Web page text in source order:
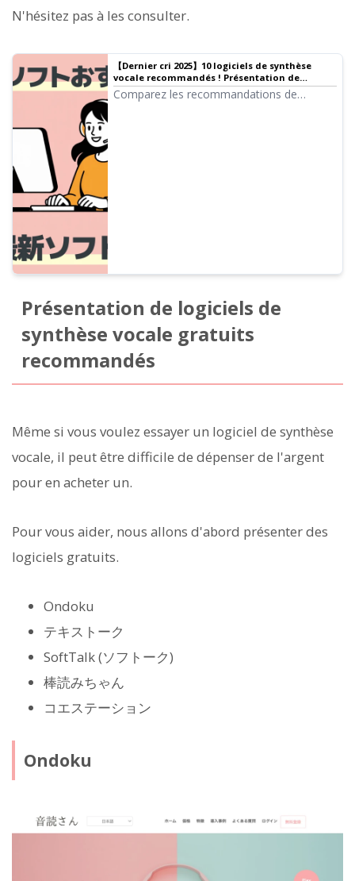
N'hésitez pas à les consulter.
【Dernier cri 2025】10 logiciels de synthèse
vocale recommandés ! Présentation de
logiciels gratuits utilisables à des fins
commerciales | Logiciel de synthèse vocale
Comparez les recommandations de
Présentation de logiciels de
synthèse vocale gratuits
recommandés
Même si vous voulez essayer un logiciel de synthèse
vocale, il peut être difficile de dépenser de l'argent
pour en acheter un.
Pour vous aider, nous allons d'abord présenter des
logiciels gratuits.
Ondoku
テキストーク
SoftTalk (ソフトーク)
棒読みちゃん
コエステーション
Ondoku